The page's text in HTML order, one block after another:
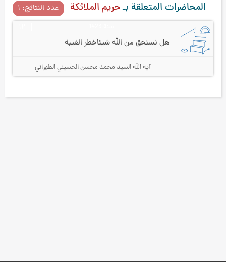
المحاضرات المتعلقة بـحريم الملائكة عدد النتائج: ۱
هل نستحق من الله شيئاخطر الغيبة
آية الله السيد محمد محسن الحسيني الطهراني